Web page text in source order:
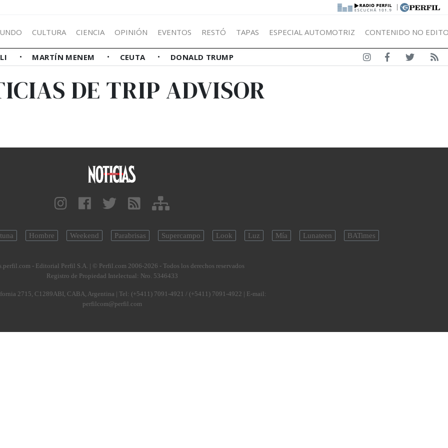
|
CULTURA CIENCIA OPINIÓN EVENTOS RESTÓ TAPAS ESPECIAL AUTOMOTRIZ CONTENIDO NO
MARTÍN MENEM CEUTA DONALD TRUMP
DE TRIP ADVISOR
Hombre Weekend Parabrisas Supercampo Look Luz Mía Lunateen BATimes
- Editorial Perfil S.A. | © Perfil.com 2006-2026 - Todos los derechos reservados
Registro de Propiedad Intelectual: Nro. 5346433
2715, C1289ABI, CABA, Argentina | Tel: (+5411) 7091-4921 / (+5411) 7091-4922 | E-mail:
perfilcom@perfil.com